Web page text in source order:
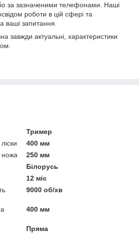
за зазначеними телефонами. Наші
роботи в цій сфері та
ваші запитання.
завжди актуальні, характеристики
Тример
400 мм
250 мм
Білорусь
12 міс
9000 об/хв
400 мм
Пряма